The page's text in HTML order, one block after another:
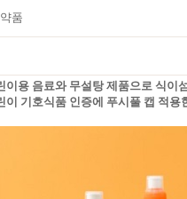
품
이용 음료와 무설탕 제품으로 식이
이 기호식품 인증에 푸시풀 캡 적